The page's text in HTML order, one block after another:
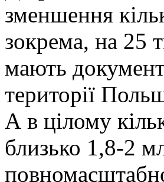
зменшення
зокрема, на 25
мають
території
А в цілому
близько 1,8-2